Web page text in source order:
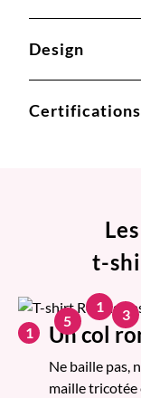
Design
Certifications
t-
1 Un col
Ne baille pas,
maille tricotée
1 3
5